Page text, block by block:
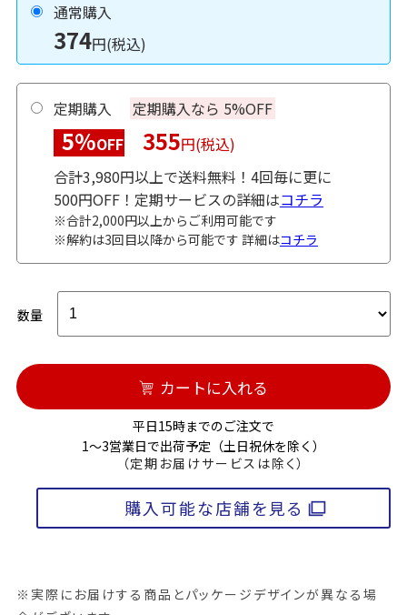
通常購入
374円(税込)
定期購入 定期購入なら 5%OFF
5%OFF 355円(税込)
合計3,980円以上で送料無料！4回毎に更に
500円OFF！定期サービスの詳細はコチラ
※合計2,000円以上からご利用可能です
※解約は3回目以降から可能です 詳細はコチラ
数量
カートに入れる
平日15時までのご注文で
1～3営業日で出荷予定（土日祝休を除く）
（定期お届けサービスは除く）
購入可能な店舗を見る
※実際にお届けする商品とパッケージデザインが異なる場